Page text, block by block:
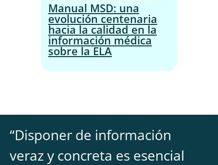
Manual MSD: una
evolución centenaria
hacia la calidad en la
información médica
sobre la ELA
“Disponer de información
veraz y concreta es esencial